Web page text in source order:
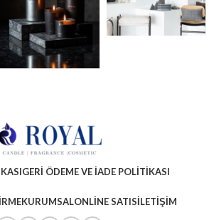
GERI ÖDEME VE İADE POLITIKASI
KURUMSALONLINE SATISİLETIŞIM